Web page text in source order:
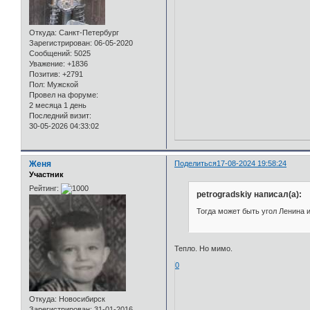
Откуда: Санкт-Петербург
Зарегистрирован: 06-05-2020
Сообщений: 5025
Уважение: +1836
Позитив: +2791
Пол: Мужской
Провел на форуме:
2 месяца 1 день
Последний визит:
30-05-2026 04:33:02
Поделиться17-08-2024 19:58:24
Женя
Участник
Рейтинг:
Откуда: Новосибирск
petrogradskiy написал(а):
Тогда может быть угол Ленина
Тепло. Но мимо.
0